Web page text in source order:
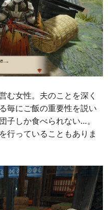
む女性。夫のことを深く
毎にご飯の重要性を説い
子しか食べられない…。
行っていることもありま